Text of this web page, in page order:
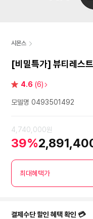
시몬스
[비밀특가] 뷰티레스
별 4.6 (6)
모델명 0493501492
4,740,000원
39%
최대혜택가
결제수단 할인 혜택 확인 💳